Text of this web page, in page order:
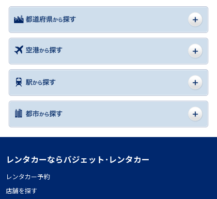
レンタカーならバジェット･レンタカー
レンタカー予約
店舗を探す